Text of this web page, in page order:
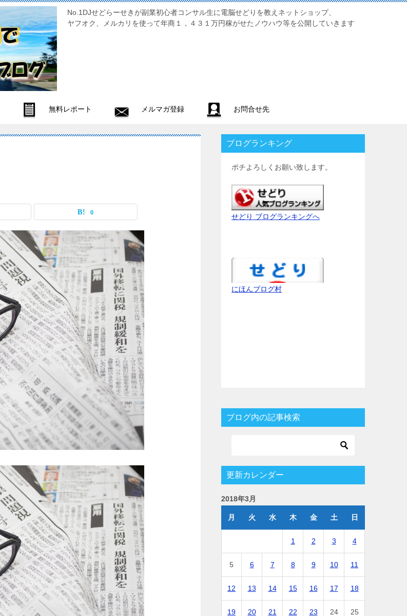
No.1DJせどらーせきが副業初心者コンサル生に電脳せどりを教えネットショップ、
ヤフオク、メルカリを使って年商１，４３１万円稼がせたノウハウ等を公開していきます
無料レポート メルマガ登録 お問合せ先
0
ブログランキング
ポチよろしくお願い致します。
せどり ブログランキングへ
にほんブログ村
ブログ内の記事検索
更新カレンダー
2018年3月
月 火 水 木 金 土 日
1 2 3 4
5 6 7 8 9 10 11
12 13 14 15 16 17 18
19 20 21 22 23 24 25